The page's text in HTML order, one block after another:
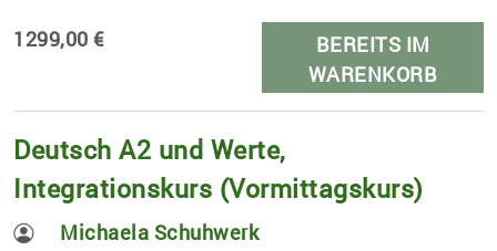
1299,00 €
BEREITS IM
WARENKORB
Deutsch A2 und Werte,
Integrationskurs (Vormittagskurs)
Michaela Schuhwerk